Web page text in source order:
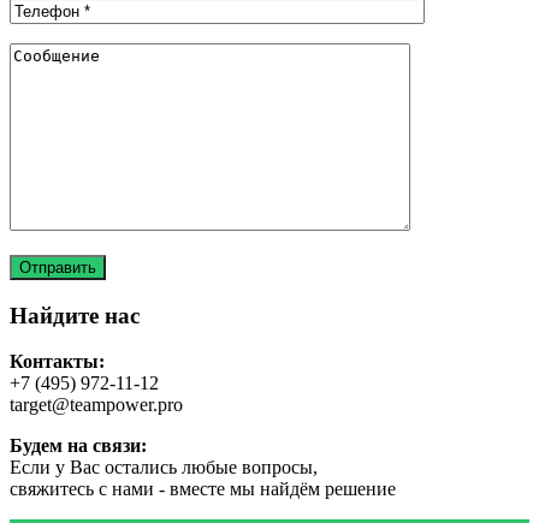
Найдите нас
Контакты:
+7 (495) 972-11-12
target@teampower.pro
Будем на связи:
Если у Вас остались любые вопросы,
свяжитесь с нами - вместе мы найдём решение